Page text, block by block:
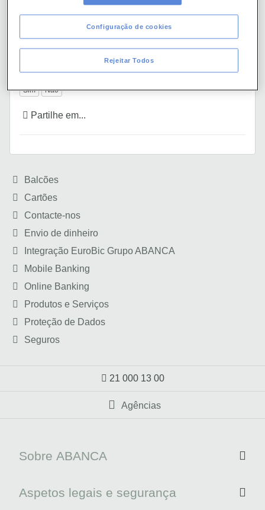
adesão ao 3D Secure?
Não. O serviço mantém-se ativo nas renovações e
Ajudámos?
Sim Não
Partilhe em...
Balcões
Cartões
Contacte-nos
Envio de dinheiro
Integração EuroBic Grupo ABANCA
Mobile Banking
Online Banking
Produtos e Serviços
Proteção de Dados
Seguros
21 000 13 00
Agências
Sobre ABANCA
Aspetos legais e segurança
Rejeitar Todos
Configuração de cookies